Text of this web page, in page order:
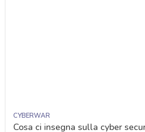
CYBERWAR
Cosa ci insegna sulla cyber